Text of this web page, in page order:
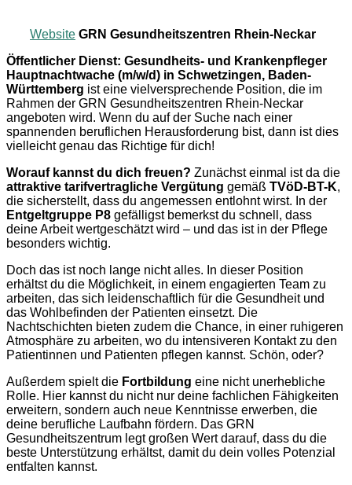
Website GRN Gesundheitszentren Rhein-Neckar
Öffentlicher Dienst: Gesundheits- und Krankenpfleger
Hauptnachtwache (m/w/d) in Schwetzingen, Baden-
Württemberg ist eine vielversprechende Position, die im
Rahmen der GRN Gesundheitszentren Rhein-Neckar
angeboten wird. Wenn du auf der Suche nach einer
spannenden beruflichen Herausforderung bist, dann ist dies
vielleicht genau das Richtige für dich!
Worauf kannst du dich freuen? Zunächst einmal ist da die
attraktive tarifvertragliche Vergütung gemäß TVöD-BT-K,
die sicherstellt, dass du angemessen entlohnt wirst. In der
Entgeltgruppe P8 gefälligst bemerkst du schnell, dass
deine Arbeit wertgeschätzt wird – und das ist in der Pflege
besonders wichtig.
Doch das ist noch lange nicht alles. In dieser Position
erhältst du die Möglichkeit, in einem engagierten Team zu
arbeiten, das sich leidenschaftlich für die Gesundheit und
das Wohlbefinden der Patienten einsetzt. Die
Nachtschichten bieten zudem die Chance, in einer ruhigeren
Atmosphäre zu arbeiten, wo du intensiveren Kontakt zu den
Patientinnen und Patienten pflegen kannst. Schön, oder?
Außerdem spielt die Fortbildung eine nicht unerhebliche
Rolle. Hier kannst du nicht nur deine fachlichen Fähigkeiten
erweitern, sondern auch neue Kenntnisse erwerben, die
deine berufliche Laufbahn fördern. Das GRN
Gesundheitszentrum legt großen Wert darauf, dass du die
beste Unterstützung erhältst, damit du dein volles Potenzial
entfalten kannst.